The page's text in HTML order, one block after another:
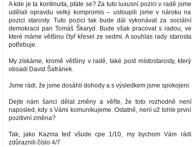
A kde je ta kontinuita, ptáte se? Za tuto luxusní pozici v radě jsme
udělali opravdu velký kompromis – ustoupili jsme v nároku na
pozici starosty. Tuto pozici tak bude dál vykonávat za sociální
demokracii pan Tomáš Škaryd. Bude však pracovat s radou, ve
které máme většinu čtyř křesel ze sedmi. A souhlas rady starosta
potřebuje.
My získáme, kromě většiny v radě, také post místostarosty, který
obsadí David Šafránek.
Jsme rádi, že jsme dosáhli dohody a s výsledkem jsme spokojeni.
Dejte nám šanci dělat změny a věřte, že toto rozhodně není
naposled, kdy s Vámi komunikujeme. Ostatně, není už tohle první
pozitivní změna?
Tak, jako Kazma teď všude cpe 1/10, my bychom Vám rádi
zdůraznili číslo 4/7